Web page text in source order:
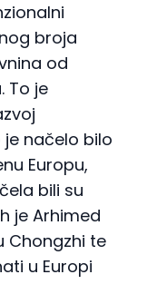
broja
od
To je
načelo bilo
Europu,
bili su
je Arhimed
Chongzhi te
u Europi